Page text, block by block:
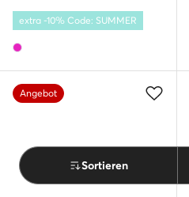
Sortieren
extra -10% Code: SUMMER
Angebot